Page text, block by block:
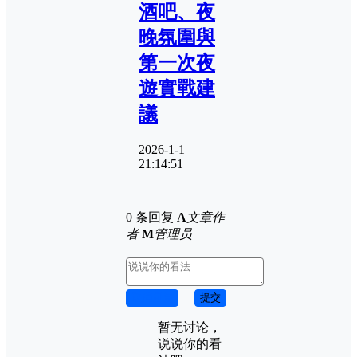
酒吧、夜
晚氛圍與
第一次夜
遊實戰建
議
2026-1-1
21:14:51
0 条回复 A文章作
者 M管理员
提交
暂无讨论，
说说你的看